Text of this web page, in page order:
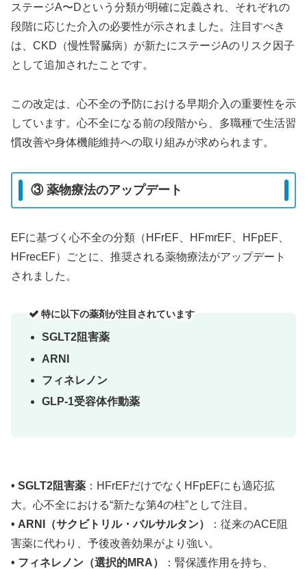
ステージA〜Dという分類が明確に定義され、それぞれの
段階に応じた介入の必要性が示されました。注目すべき
は、CKD（慢性腎臓病）が新たにステージAのリスク因子
として追加されたことです。
この改定は、心不全の予防における早期介入の重要性を示
しています。心不全になる前の段階から、多職種で生活習
慣改善や身体機能維持への取り組みが求められます。
③ 薬物療法のアップデート
EFに基づく心不全の分類（HFrEF、HFmrEF、HFpEF、
HFrecEF）ごとに、推奨される薬物療法がアップデート
されました。
特に以下の薬剤が注目されています
SGLT2阻害薬
ARNI
フィネレノン
GLP-1受容体作動薬
• SGLT2阻害薬 ：HFrEFだけでなくHFpEFにも適応拡
大。心不全における“新たな第4の柱”として注目。
• ARNI（サクビトリル・バルサルタン）
：従来のACE阻
害薬に代わり、予後改善効果がより強い。
• フィネレノン（選択的MRA）
：腎保護作用を持ち、